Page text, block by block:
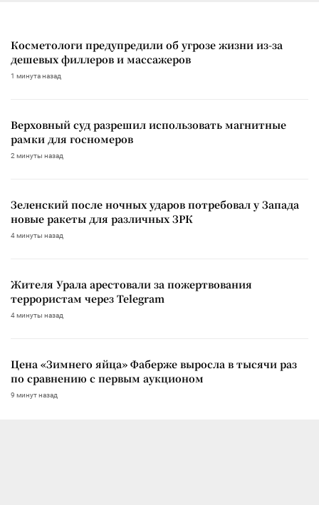
Косметологи предупредили об угрозе жизни из-за
дешевых филлеров и массажеров
1 минута назад
Верховный суд разрешил использовать магнитные
рамки для госномеров
2 минуты назад
Зеленский после ночных ударов потребовал у Запада
новые ракеты для различных ЗРК
4 минуты назад
Жителя Урала арестовали за пожертвования
террористам через Telegram
4 минуты назад
Цена «Зимнего яйца» Фаберже выросла в тысячи раз
по сравнению с первым аукционом
9 минут назад